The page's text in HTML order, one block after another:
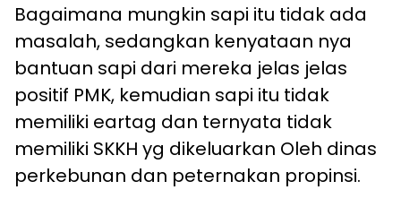
Bagaimana mungkin sapi itu tidak ada
masalah, sedangkan kenyataan nya
bantuan sapi dari mereka jelas jelas
positif PMK, kemudian sapi itu tidak
memiliki eartag dan ternyata tidak
memiliki SKKH yg dikeluarkan Oleh dinas
perkebunan dan peternakan propinsi.